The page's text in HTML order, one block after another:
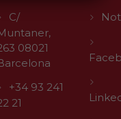
C/
08021
+34 93 241
21